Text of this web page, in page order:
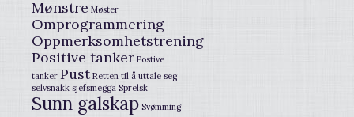
Mønstre Møster
Omprogrammering
Oppmerksomhetstrening
Positive tanker Postive
tanker Pust Retten til å uttale seg
selvsnakk sjefsmegga Sprelsk
Sunn galskap Svømming